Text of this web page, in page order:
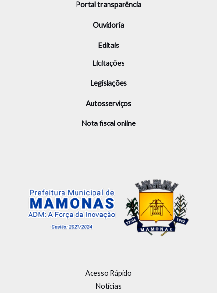
Portal transparência
Ouvidoria
Editais
Licitações
Legislações
Autosserviços
Nota fiscal online
Acesso Rápido
Notícias